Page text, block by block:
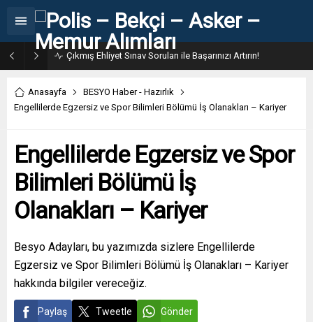
Çıkmış Ehliyet Sınav Soruları ile Başarınızı Artırın!
Anasayfa
BESYO Haber - Hazırlık
Engellilerde Egzersiz ve Spor Bilimleri Bölümü İş Olanakları – Kariyer
Engellilerde Egzersiz ve Spor
Bilimleri Bölümü İş
Olanakları – Kariyer
Besyo Adayları, bu yazımızda sizlere Engellilerde
Egzersiz ve Spor Bilimleri Bölümü İş Olanakları – Kariyer
hakkında bilgiler vereceğiz.
Paylaş Tweetle Gönder